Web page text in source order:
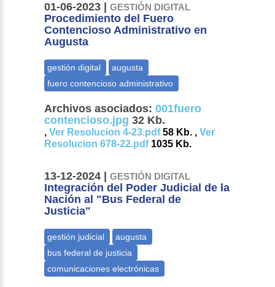
01-06-2023 |GESTIÓN DIGITAL
Procedimiento del Fuero
Contencioso Administrativo en
Augusta
Archivos asociados: 001fuero
contencioso.jpg 32 Kb.
,Ver Resolucion 4-23.pdf58 Kb. ,Ver
Resolucion 678-22.pdf1035 Kb.
13-12-2024 |GESTIÓN DIGITAL
Integración del Poder Judicial de la
Nación al "Bus Federal de
Justicia"